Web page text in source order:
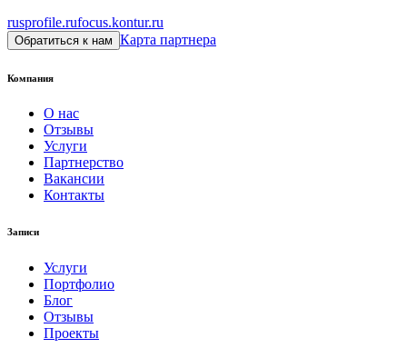
rusprofile.rufocus.kontur.ru
Обратиться к нам Карта партнера
Компания
О нас
Отзывы
Услуги
Партнерство
Вакансии
Контакты
Записи
Услуги
Портфолио
Блог
Отзывы
Проекты